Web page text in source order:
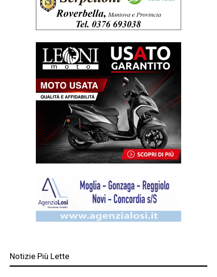
Notizie Più Lette